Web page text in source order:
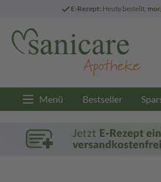
E-Rezept: Heute bestellt,
Menü Bestseller